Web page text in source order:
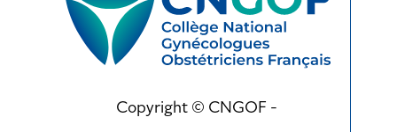
Copyright © CNGOF -